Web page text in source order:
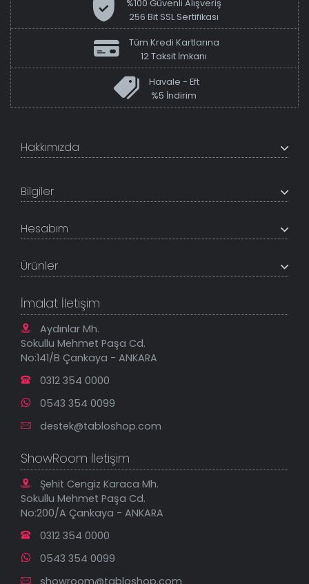
%100 Güvenli Alışveriş
256 Bit SSL Sertifikası
Tüm Kredi Kartlarına
12 Taksit İmkanı
Havale - Eft
%5 İndirim
Hakkımızda
TabloShop, müşteri memnuniyetini en üst seviyede
tutmaya çalışır. Uzman kadrosu ile profesyonel işçilikle
Bilgiler
İletişim Bilgileri
Banka Hesapları
Sık Sorulan Sorular
Hesabım
Tüm Siparişlerim
Geçerli İade Koşulları
Mesafeli Satış Sözleşmesi
Gizlilik Güvenlik Politikası
Ürünler
Tablonu Sen Tasarla
Tablo Saatler
Yeni Eklenenler
En Çok Satılanlar
İndirimli Tablolar
İmalat İletişim
Aydınlar Mh.
Sokullu Mehmet Paşa Cd.
No:141/B Çankaya - ANKARA
0312 354 0000
0543 354 0099
destek@tabloshop.com
ShowRoom İletişim
Şehit Cengiz Karaca Mh.
Sokullu Mehmet Paşa Cd.
No:200/A Çankaya - ANKARA
0312 354 0000
0543 354 0099